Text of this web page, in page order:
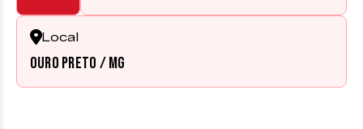
Local
Ouro Preto / MG